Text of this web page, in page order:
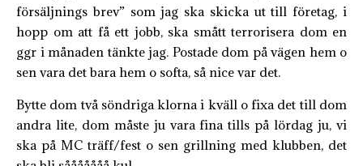
försäljnings brev” som jag ska skicka ut till företag, i
hopp om att få ett jobb, ska smått terrorisera dom en
ggr i månaden tänkte jag. Postade dom på vägen hem o
sen vara det bara hem o softa, så nice var det.
Bytte dom två söndriga klorna i kväll o fixa det till dom
andra lite, dom måste ju vara fina tills på lördag ju, vi
ska på MC träff/fest o sen grillning med klubben, det